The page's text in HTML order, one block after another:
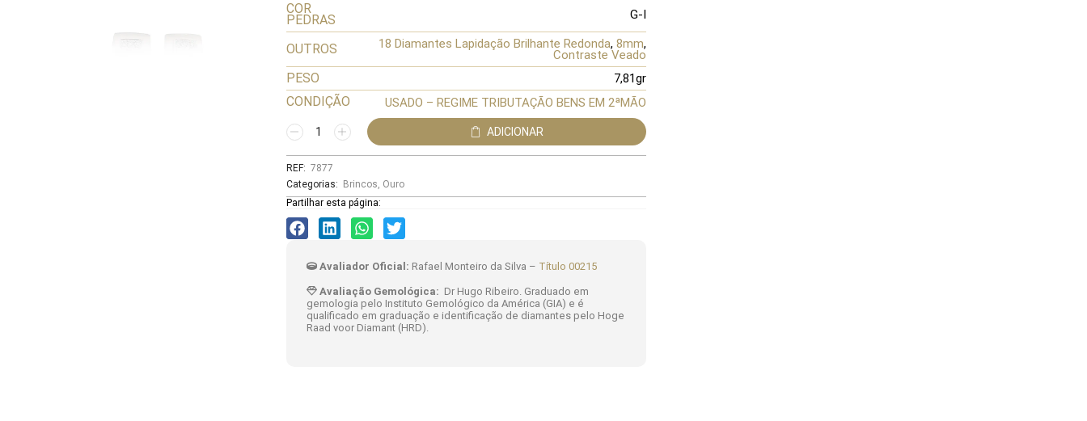
COR
PEDRAS G-I
OUTROS 18 Diamantes Lapidação Brilhante Redonda, 8mm,
Contraste Veado
PESO 7,81gr
CONDIÇÃO USADO – REGIME TRIBUTAÇÃO BENS EM 2ªMÃO
ADICIONAR
REF: 7877
Categorias:
Brincos, Ouro
Partilhar esta página:
Avaliador Oficial: Rafael Monteiro da Silva – Título 00215
Avaliação Gemológica: Dr Hugo Ribeiro. Graduado em
gemologia pelo Instituto Gemológico da América (GIA) e é
qualificado em graduação e identificação de diamantes pelo Hoge
Raad voor Diamant (HRD).